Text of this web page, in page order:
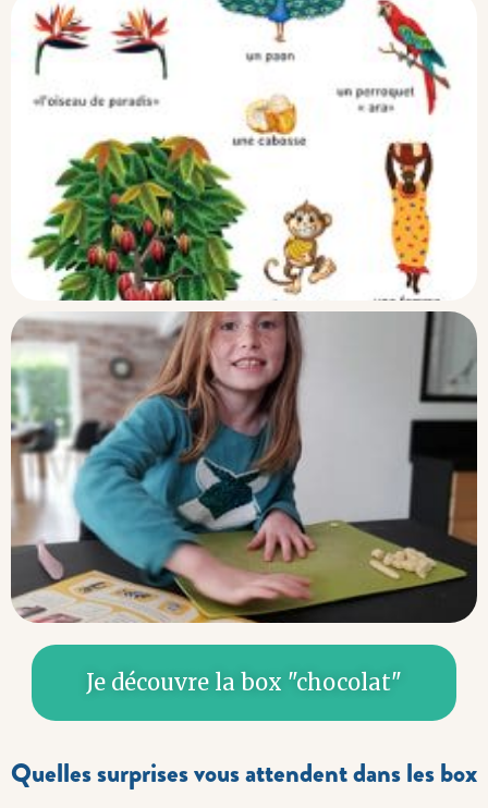
Je découvre la box "chocolat"
Quelles surprises vous attendent dans les box